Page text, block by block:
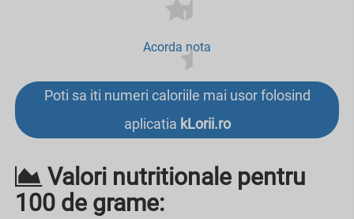
Acorda nota
Poti sa iti numeri caloriile mai usor folosind
aplicatia kLorii.ro
Valori nutritionale pentru
100 de grame: